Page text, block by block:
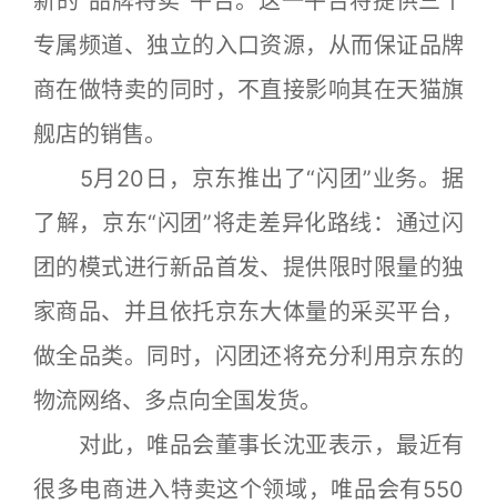
专属频道、独立的入口资源，从而保证品牌
商在做特卖的同时，不直接影响其在天猫旗
舰店的销售。
5月20日，京东推出了“闪团”业务。据
了解，京东“闪团”将走差异化路线：通过闪
团的模式进行新品首发、提供限时限量的独
家商品、并且依托京东大体量的采买平台，
做全品类。同时，闪团还将充分利用京东的
物流网络、多点向全国发货。
对此，唯品会董事长沈亚表示，最近有
很多电商进入特卖这个领域，唯品会有550